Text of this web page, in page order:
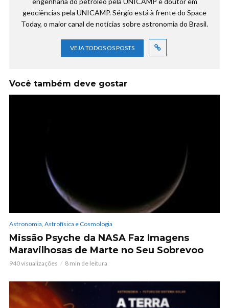
geociências pela UNICAMP. Sérgio está à frente do Space
Today, o maior canal de notícias sobre astronomia do Brasil.
VEJA TODOS OS POSTS
Você também deve gostar
Astronomia, Astrofísica e Cosmologia
Missão Psyche da NASA Faz Imagens
Maravilhosas de Marte no Seu Sobrevoo
940 visualizações 8 min de leitura